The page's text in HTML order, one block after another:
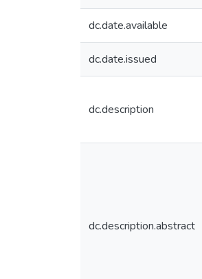
dc.date.available
dc.date.issued
dc.description
dc.description.abstract